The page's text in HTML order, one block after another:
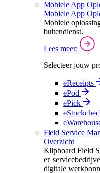
Mobiele App
Mobiele App
Mobiele
buitendienst.
Lees meer:
Selecteer jouw
eReceipts
ePod
ePick
Field Service
Overzicht
Klipboard Field
en
digitale